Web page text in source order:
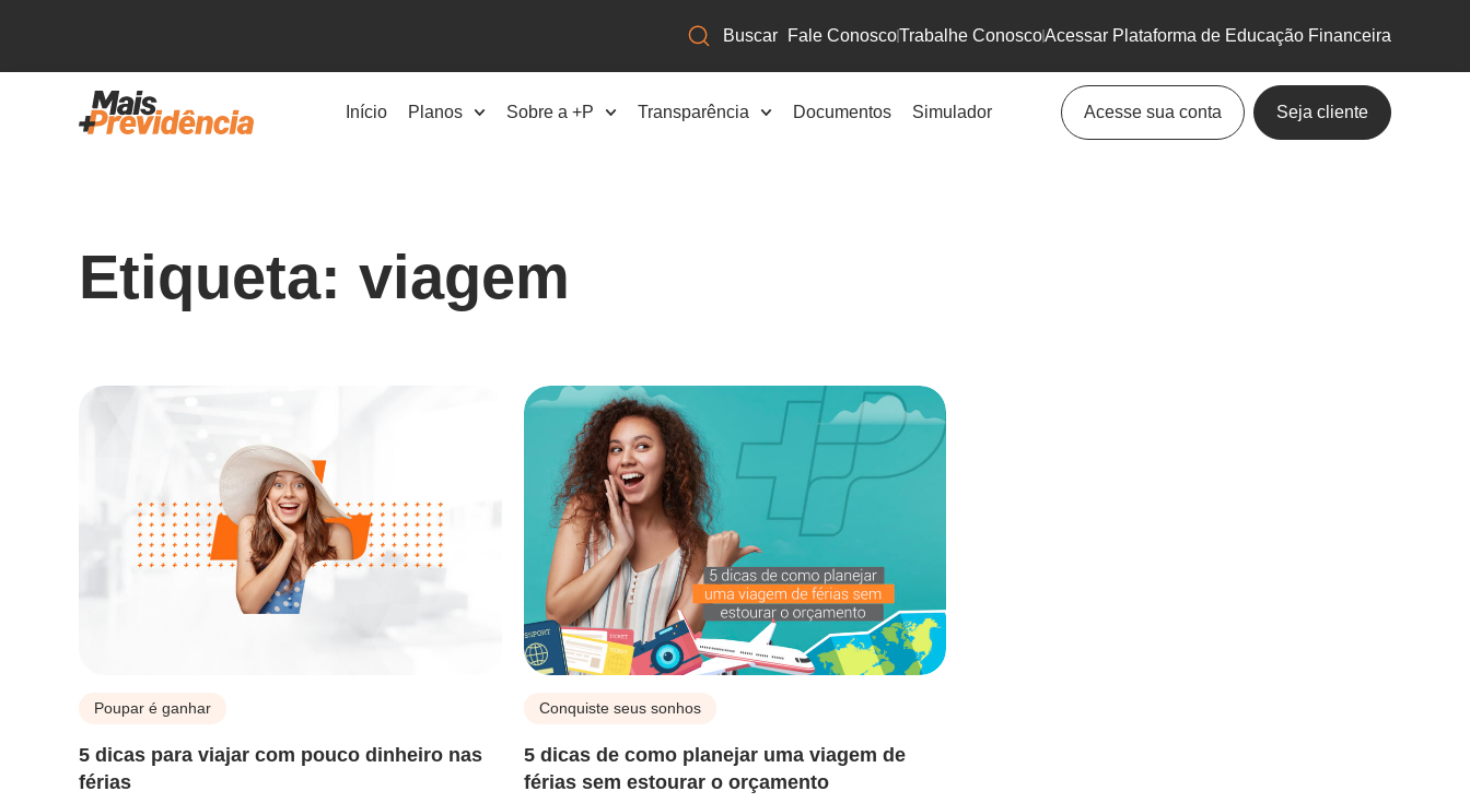
Fale ConoscoTrabalhe ConoscoAcessar Plataforma de Educação Financeira
Início Planos Sobre a +P Transparência Documentos Simulador Acesse sua conta Seja cliente
Etiqueta: viagem
Poupar é ganhar
5 dicas para viajar com pouco dinheiro nas
férias
Conquiste seus sonhos
5 dicas de como planejar uma viagem de
férias sem estourar o orçamento